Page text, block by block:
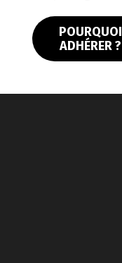
POURQUOI
ADHÉRER ?